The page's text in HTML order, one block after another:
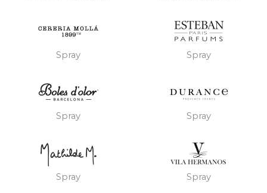
Spray Spray
Spray Spray
Spray Spray